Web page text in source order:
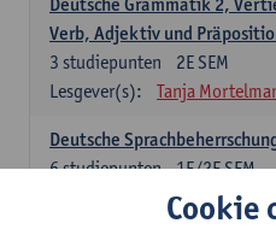
Verb, Adjektiv und
2E SEM
3 studiepunten
Lesgever(s):
Tanja
Deutsche
1E/2E SEM
6studiepunten
Tanja
Cookie